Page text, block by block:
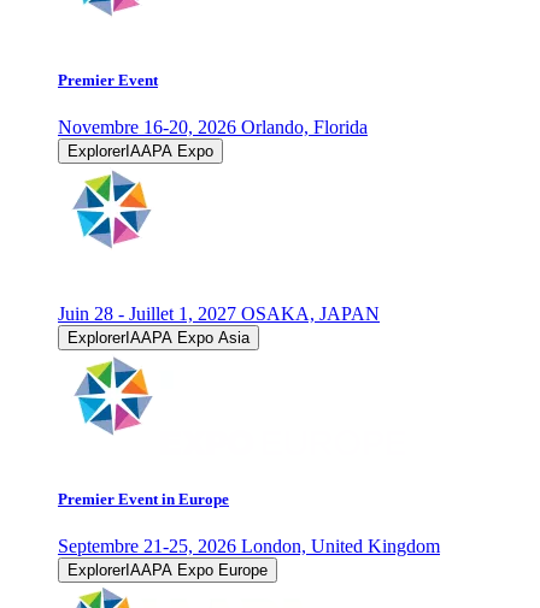
Premier Event
Novembre 16-20, 2026 Orlando, Florida
ExplorerIAAPA Expo
Juin 28 - Juillet 1, 2027 OSAKA, JAPAN
ExplorerIAAPA Expo Asia
Premier Event in Europe
Septembre 21-25, 2026 London, United Kingdom
ExplorerIAAPA Expo Europe